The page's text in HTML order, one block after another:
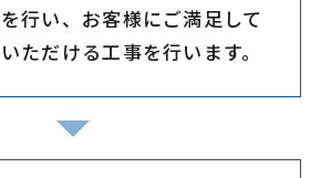
を行い、お客様にご満足して
いただける工事を行います。